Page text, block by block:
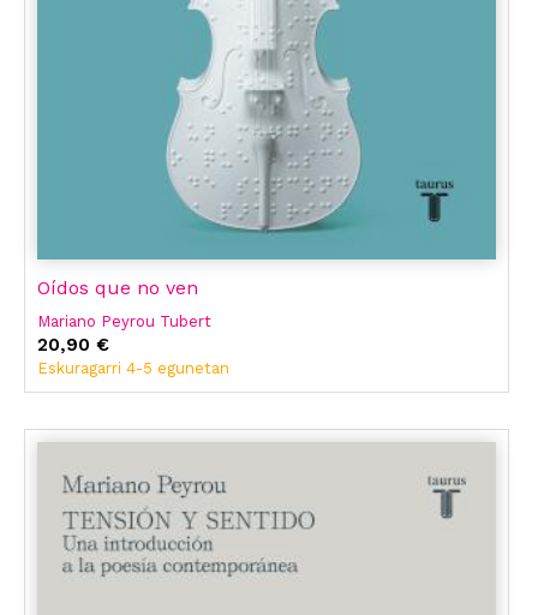
Oídos que no ven
Mariano Peyrou Tubert
20,90 €
Eskuragarri 4-5 egunetan